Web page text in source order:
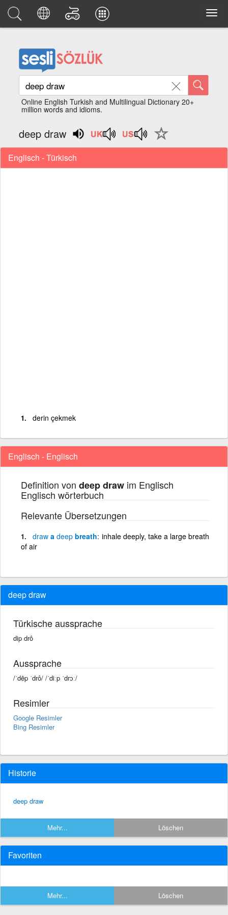
Online English Turkish and Multilingual Dictionary 20+
million words and idioms.
deep draw
Englisch - Türkisch
derin çekmek
Englisch - Englisch
Definition von deep draw im Englisch
Englisch wörterbuch
Relevante Übersetzungen
draw a deep breath inhale deeply, take a large breath
of air
deep draw
Türkische aussprache
dip drô
Aussprache
/ˈdēp ˈdrô/ /ˈdiːp ˈdrɔː/
Resimler
Google Resimler
Bing Resimler
Historie
deep draw
Mehr... Löschen
Favoriten
Mehr... Löschen